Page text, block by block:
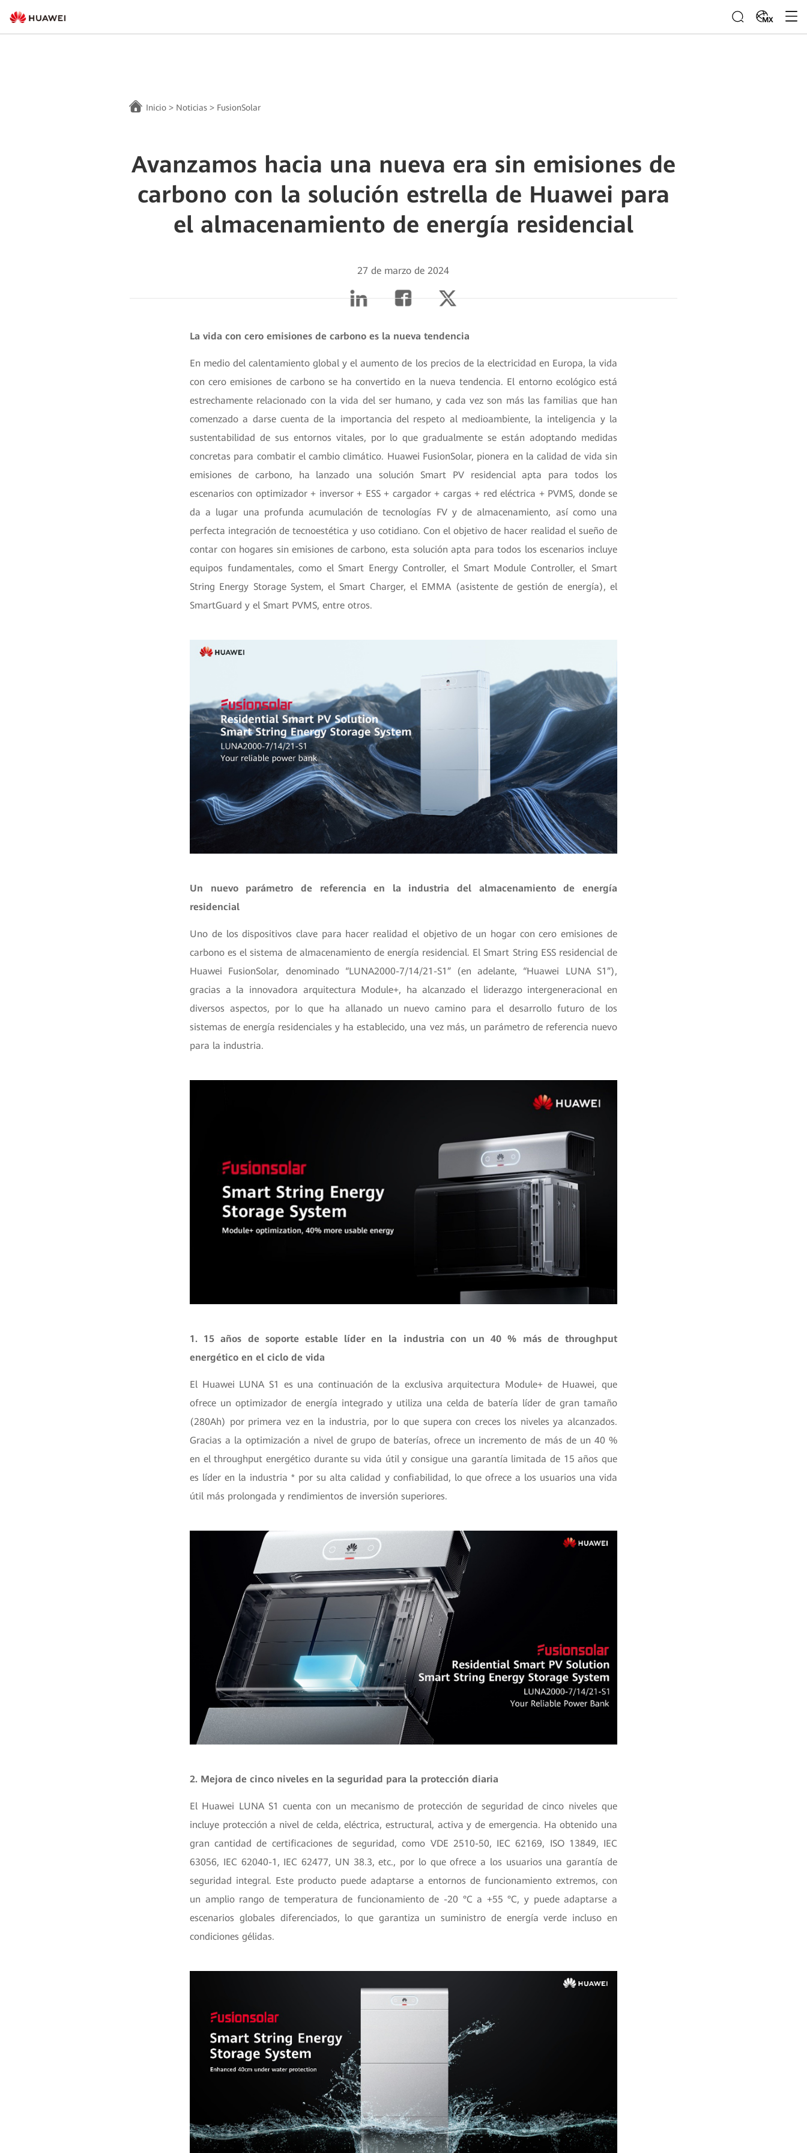
MX
Inicio > Noticias > FusionSolar
Avanzamos hacia una nueva era sin emisiones de
carbono con la solución estrella de Huawei para
el almacenamiento de energía residencial
27 de marzo de 2024
La vida con cero emisiones de carbono es la nueva tendencia
En medio del calentamiento global y el aumento de los precios de la electricidad en Europa, la vida
con cero emisiones de carbono se ha convertido en la nueva tendencia. El entorno ecológico está
estrechamente relacionado con la vida del ser humano, y cada vez son más las familias que han
comenzado a darse cuenta de la importancia del respeto al medioambiente, la inteligencia y la
sustentabilidad de sus entornos vitales, por lo que gradualmente se están adoptando medidas
concretas para combatir el cambio climático. Huawei FusionSolar, pionera en la calidad de vida sin
emisiones de carbono, ha lanzado una solución Smart PV residencial apta para todos los
escenarios con optimizador + inversor + ESS + cargador + cargas + red eléctrica + PVMS, donde se
da a lugar una profunda acumulación de tecnologías FV y de almacenamiento, así como una
perfecta integración de tecnoestética y uso cotidiano. Con el objetivo de hacer realidad el sueño de
contar con hogares sin emisiones de carbono, esta solución apta para todos los escenarios incluye
equipos fundamentales, como el Smart Energy Controller, el Smart Module Controller, el Smart
String Energy Storage System, el Smart Charger, el EMMA (asistente de gestión de energía), el
SmartGuard y el Smart PVMS, entre otros.
Un nuevo parámetro de referencia en la industria del almacenamiento de energía
residencial
Uno de los dispositivos clave para hacer realidad el objetivo de un hogar con cero emisiones de
carbono es el sistema de almacenamiento de energía residencial. El Smart String ESS residencial de
Huawei FusionSolar, denominado “LUNA2000-7/14/21-S1” (en adelante, “Huawei LUNA S1”),
gracias a la innovadora arquitectura Module+, ha alcanzado el liderazgo intergeneracional en
diversos aspectos, por lo que ha allanado un nuevo camino para el desarrollo futuro de los
sistemas de energía residenciales y ha establecido, una vez más, un parámetro de referencia nuevo
para la industria.
1. 15 años de soporte estable líder en la industria con un 40 % más de throughput
energético en el ciclo de vida
El Huawei LUNA S1 es una continuación de la exclusiva arquitectura Module+ de Huawei, que
ofrece un optimizador de energía integrado y utiliza una celda de batería líder de gran tamaño
(280Ah) por primera vez en la industria, por lo que supera con creces los niveles ya alcanzados.
Gracias a la optimización a nivel de grupo de baterías, ofrece un incremento de más de un 40 %
en el throughput energético durante su vida útil y consigue una garantía limitada de 15 años que
es líder en la industria * por su alta calidad y confiabilidad, lo que ofrece a los usuarios una vida
útil más prolongada y rendimientos de inversión superiores.
2. Mejora de cinco niveles en la seguridad para la protección diaria
El Huawei LUNA S1 cuenta con un mecanismo de protección de seguridad de cinco niveles que
incluye protección a nivel de celda, eléctrica, estructural, activa y de emergencia. Ha obtenido una
gran cantidad de certificaciones de seguridad, como VDE 2510-50, IEC 62169, ISO 13849, IEC
63056, IEC 62040-1, IEC 62477, UN 38.3, etc., por lo que ofrece a los usuarios una garantía de
seguridad integral. Este producto puede adaptarse a entornos de funcionamiento extremos, con
un amplio rango de temperatura de funcionamiento de -20 °C a +55 °C, y puede adaptarse a
escenarios globales diferenciados, lo que garantiza un suministro de energía verde incluso en
condiciones gélidas.